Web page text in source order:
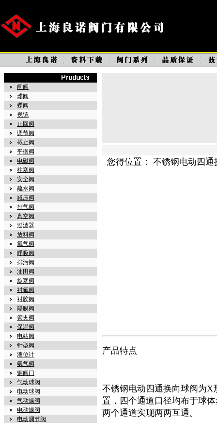
闸阀
球阀
蝶阀
视镜
止回阀
调节阀
截止阀
平衡阀
电磁阀
柱塞阀
安全阀
疏水阀
减压阀
排气阀
真空阀
过滤器
放料阀
氧气阀
呼吸阀
排污阀
油田阀
旋塞阀
衬氟阀
衬胶阀
隔膜阀
管夹阀
保温阀
电站阀
针型阀
液位计
氨气阀
铜阀门
气动球阀
电动球阀
气动蝶阀
电动蝶阀
电动调节阀
您得位置： 不锈钢电动四通
产品特点
不锈钢电动四通换向球阀 为X
置，四个通道口径均布于球
两个通道实现两两互通。